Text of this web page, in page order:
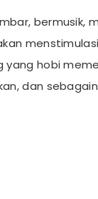
bermusik,
hobi
dan